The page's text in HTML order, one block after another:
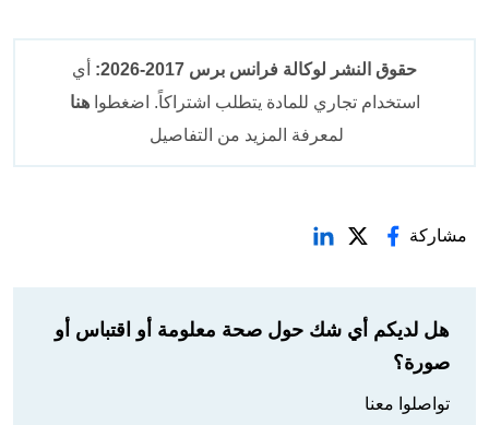
حقوق النشر لوكالة فرانس برس 2017-2026:
أي
استخدام تجاري للمادة يتطلب اشتراكاً. اضغطواهنا
لمعرفة المزيد من التفاصيل
مشاركة
هل لديكم أي شك حول صحة معلومة أو اقتباس أو
صورة؟
تواصلوا معنا